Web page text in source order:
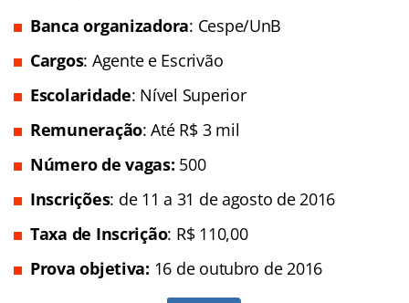
Banca organizadora: Cespe/UnB
Cargos: Agente e Escrivão
Escolaridade: Nível Superior
Remuneração: Até R$ 3 mil
Número de vagas: 500
Inscrições: de 11 a 31 de agosto de 2016
Taxa de Inscrição: R$ 110,00
Prova objetiva: 16 de outubro de 2016